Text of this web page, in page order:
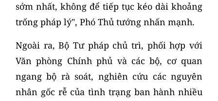
sớm nhất, không để tiếp tục kéo dài khoảng
trống pháp lý", Phó Thủ tướng nhấn mạnh.
Ngoài ra, Bộ Tư pháp chủ trì, phối hợp với
Văn phòng Chính phủ và các bộ, cơ quan
ngang bộ rà soát, nghiên cứu các nguyên
nhân gốc rễ của tình trạng ban hành nhiều